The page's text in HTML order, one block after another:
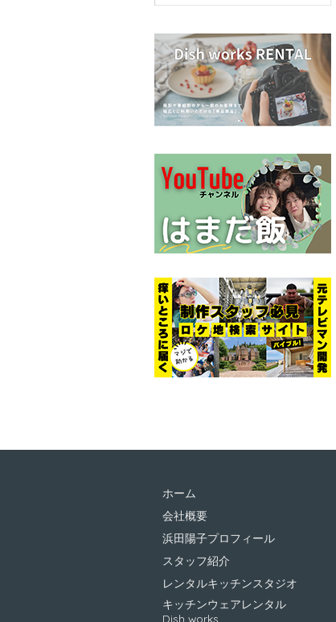
ホーム
会社概要
浜田陽子プロフィール
スタッフ紹介
レンタルキッチンスタジオ
キッチンウェアレンタル
Dish works